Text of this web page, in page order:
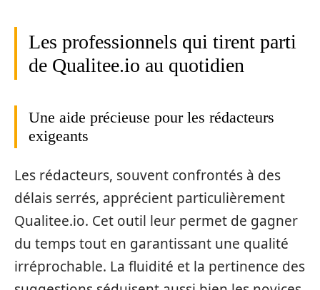
Les professionnels qui tirent parti
de Qualitee.io au quotidien
Une aide précieuse pour les rédacteurs
exigeants
Les rédacteurs, souvent confrontés à des
délais serrés, apprécient particulièrement
Qualitee.io. Cet outil leur permet de gagner
du temps tout en garantissant une qualité
irréprochable. La fluidité et la pertinence des